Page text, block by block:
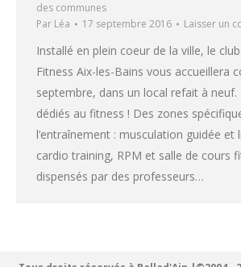
des communes
Par Léa 17 septembre 2016 Laisser un
Installé en plein coeur de la ville, le club
Fitness Aix-les-Bains vous accueillera
septembre, dans un local refait à neuf.
dédiés au fitness ! Des zones
l’entraînement : musculation guidée et
cardio training, RPM et salle de cours
dispensés par des professeurs…